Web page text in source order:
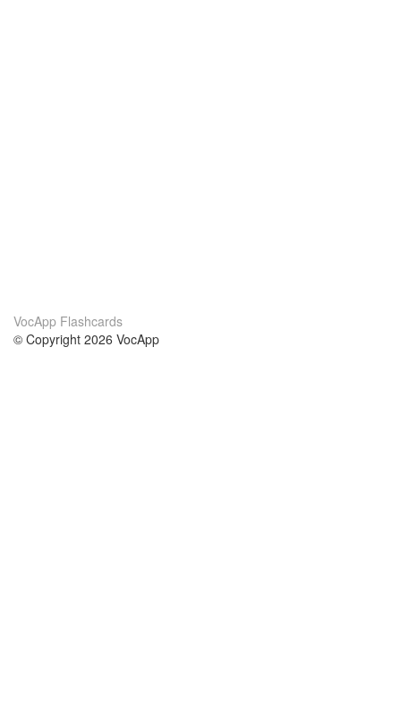
VocApp Flashcards
© Copyright 2026 VocApp